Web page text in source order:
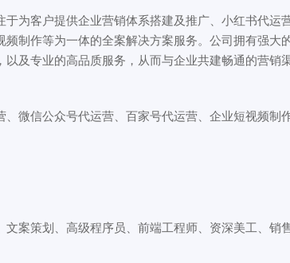
客户提供企业营销体系搭建及推广、小红书代运
制作等为一体的全案解决方案服务。公司拥有强
及专业的高品质服务，从而与企业共建畅通的营
信公众号代运营、百家号代运营、企业短视频制作
策划、高级程序员、前端工程师、资深美工、销售